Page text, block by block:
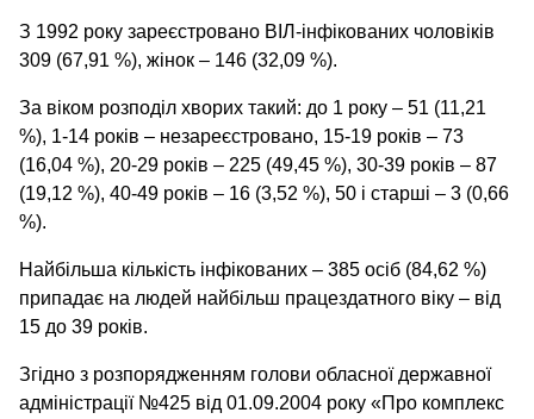
З 1992 року зареєстровано ВІЛ-інфікованих чоловіків
309 (67,91 %), жінок – 146 (32,09 %).
За віком розподіл хворих такий: до 1 року – 51 (11,21
%), 1-14 років – незареєстровано, 15-19 років – 73
(16,04 %), 20-29 років – 225 (49,45 %), 30-39 років – 87
(19,12 %), 40-49 років – 16 (3,52 %), 50 і старші – 3 (0,66
%).
Найбільша кількість інфікованих – 385 осіб (84,62 %)
припадає на людей найбільш працездатного віку – від
15 до 39 років.
Згідно з розпорядженням голови обласної державної
адміністрації №425 від 01.09.2004 року «Про комплекс